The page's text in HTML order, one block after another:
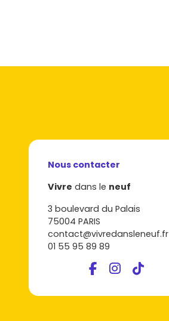
Nous contacter
Vivre dans le neuf
3 boulevard du Palais
75004 PARIS
contact@vivredansleneuf.fr
01 55 95 89 89